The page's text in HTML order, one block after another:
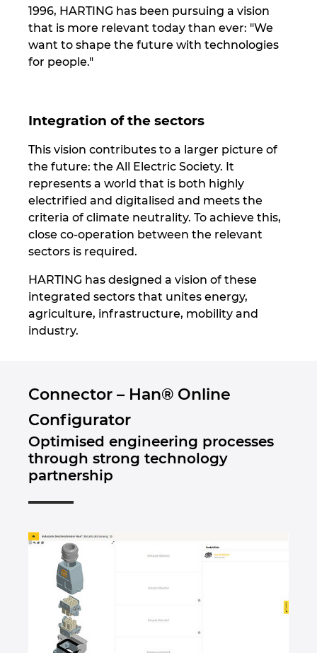
1996, HARTING has been pursuing a vision
that is more relevant today than ever: "We
want to shape the future with technologies
for people."
Integration of the sectors
This vision contributes to a larger picture of
the future: the All Electric Society. It
represents a world that is both highly
electrified and digitalised and meets the
criteria of climate neutrality. To achieve this,
close co-operation between the relevant
sectors is required.
HARTING has designed a vision of these
integrated sectors that unites energy,
agriculture, infrastructure, mobility and
industry.
Connector – Han® Online
Configurator
Optimised engineering processes
through strong technology
partnership
Slovenia
Spain
Sweden
Switzerland
Thailand
Turkey
Ukraine
United Kingdom
United States